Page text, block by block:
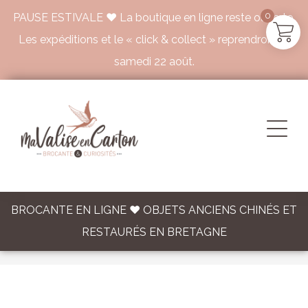
PAUSE ESTIVALE ♥ La boutique en ligne reste ouverte.
Les expéditions et le « click & collect » reprendront le
samedi 22 août.
BROCANTE EN LIGNE ♥ OBJETS ANCIENS CHINÉS ET
RESTAURÉS EN BRETAGNE
0